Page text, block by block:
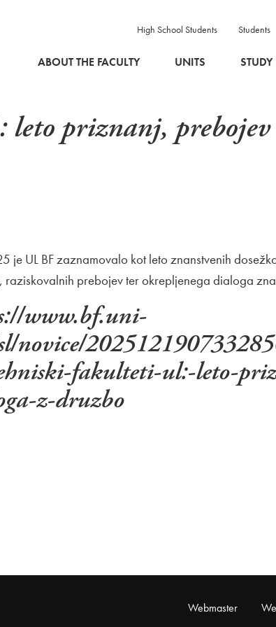
High School Students Students
ABOUT THE FACULTY UNITS STUDY
priznanj,
je UL BF zaznamovalo kot leto znanstvenih
raziskovalnih prebojev ter okrepljenega dialoga
www.bf.uni-
novice/
fakulteti-ul:-leto-
z-druzbo
Webmaster